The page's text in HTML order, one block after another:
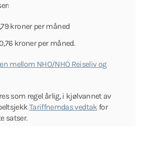
kroner per måned
kroner per måned.
mellom NHO/NHO Reiseliv og
som regel årlig, i kjølvannet av
Tariffnemdas vedtakfor
satser.